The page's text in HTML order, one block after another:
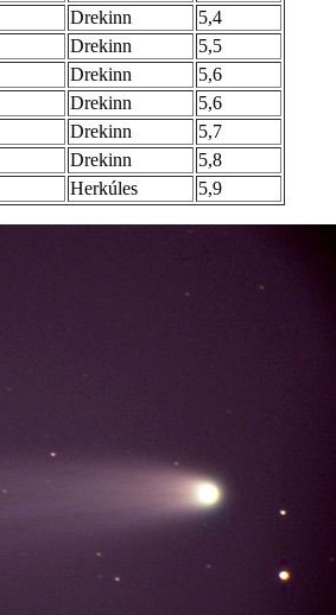
Drekinn
5,4
Drekinn
5,5
Drekinn
5,6
Drekinn
5,6
Drekinn
5,7
Drekinn
5,8
Herkúles 5,9